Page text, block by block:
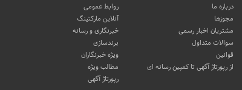
درباره ما
مجوزها
مشتریان اخبار رسمی
سوالات متداول
قوانین
از رپورتاژ آگهی تا کمپین رسانه ای
روابط عمومی
آنلاین مارکتینگ
خبرنگاری و رسانه
برندسازی
ویژه خبرنگاران
مطالب ویژه
رپورتاژ آگهی